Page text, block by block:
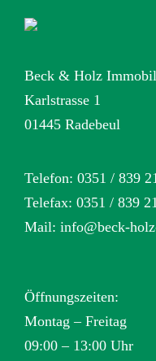
Beck & Holz
Karlstrasse 1
01445 Radebeul
Telefon: 0351 / 839
Telefax: 0351 / 839
Mail: info@beck-
Öffnungszeiten:
Montag – Freitag
09:00 – 13:00 Uhr